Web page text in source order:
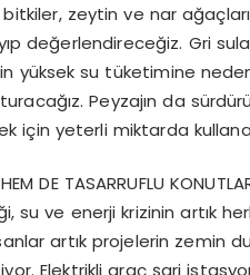
zeytin ve nar
değerlendireceğiz. Gri
yüksek su tüketimine
Peyzajın da
için yeterli miktarda
DE TASARRUFLU
su ve enerji krizinin artık
artık projelerin zemin